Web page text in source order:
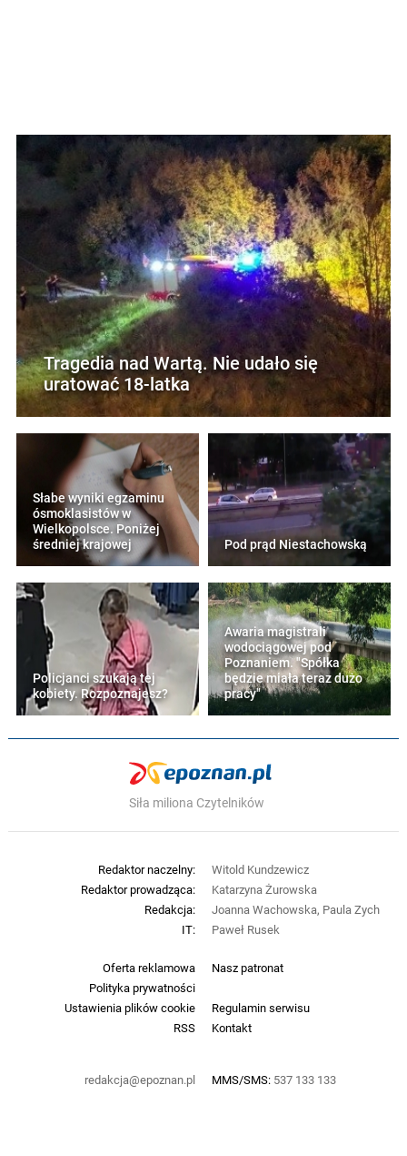
Tragedia nad Wartą. Nie udało się
uratować 18-latka
Słabe wyniki egzaminu
ósmoklasistów w
Wielkopolsce. Poniżej
średniej krajowej
Pod prąd Niestachowską
Policjanci szukają tej
kobiety. Rozpoznajesz?
Awaria magistrali
wodociągowej pod
Poznaniem. "Spółka
będzie miała teraz dużo
pracy"
Siła miliona Czytelników
Oferta reklamowa
Nasz patronat
Polityka prywatności
Ustawienia plików cookie
Regulamin serwisu
RSS
Kontakt
redakcja@epoznan.pl MMS/SMS: 537 133 133
Redaktor naczelny:
Witold Kundzewicz
Redaktor prowadząca:
Katarzyna Żurowska
Redakcja:
Joanna Wachowska, Paula Zych
IT:
Paweł Rusek